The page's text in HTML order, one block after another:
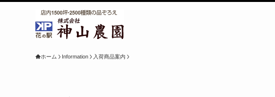
ホーム Information 入荷商品案内